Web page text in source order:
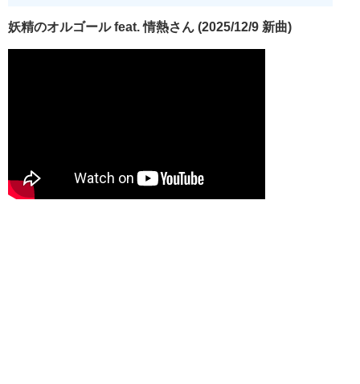
妖精のオルゴール feat. 情熱さん (2025/12/9 新曲)